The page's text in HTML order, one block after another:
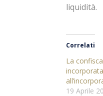
liquidità.
Correlati
La
19 Aprile